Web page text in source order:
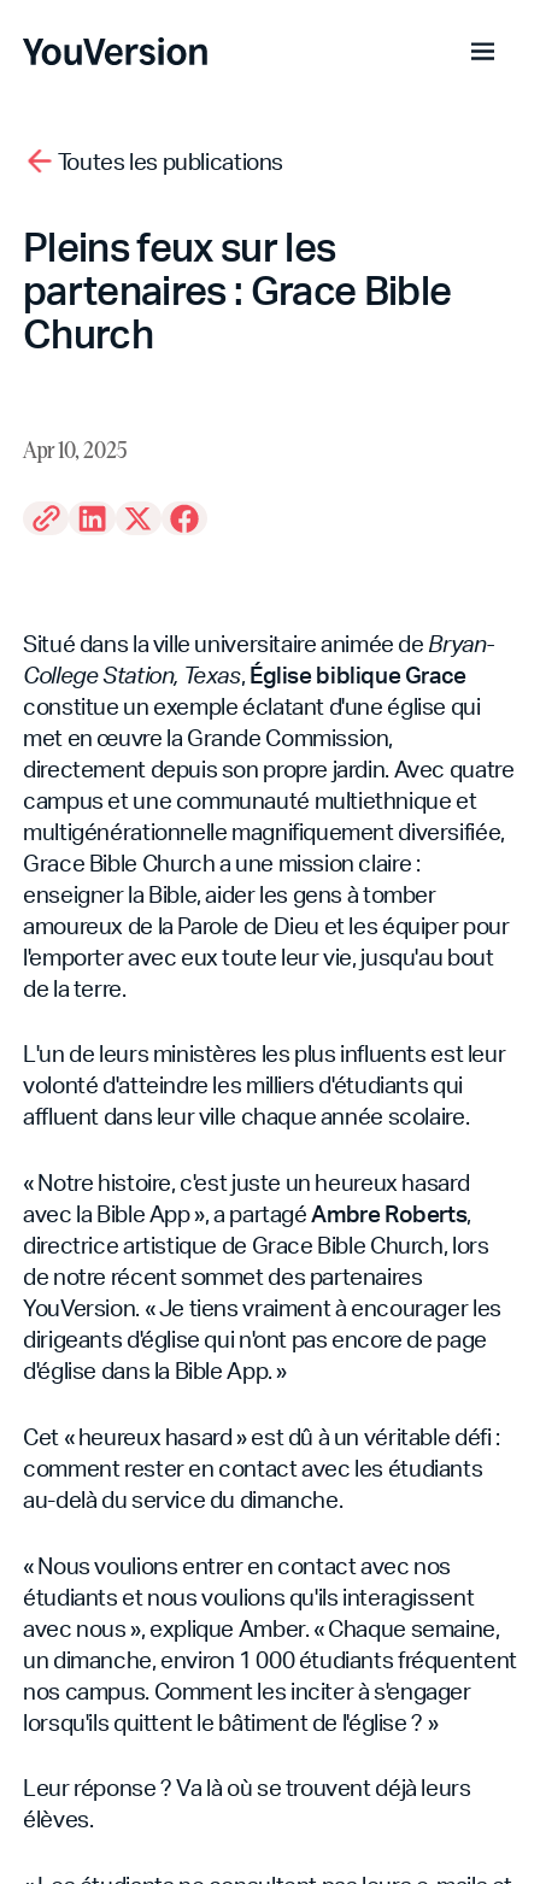
Toutes les publications
Pleins feux sur les
partenaires : Grace Bible
Church
Apr 10, 2025
Situé dans la ville universitaire animée de Bryan-
College Station, Texas, Église biblique Grace
constitue un exemple éclatant d'une église qui
met en œuvre la Grande Commission,
directement depuis son propre jardin. Avec quatre
campus et une communauté multiethnique et
multigénérationnelle magnifiquement diversifiée,
Grace Bible Church a une mission claire :
enseigner la Bible, aider les gens à tomber
amoureux de la Parole de Dieu et les équiper pour
l'emporter avec eux toute leur vie, jusqu'au bout
de la terre.
L'un de leurs ministères les plus influents est leur
volonté d'atteindre les milliers d'étudiants qui
affluent dans leur ville chaque année scolaire.
« Notre histoire, c'est juste un heureux hasard
avec la Bible App », a partagéAmbre Roberts,
directrice artistique de Grace Bible Church, lors
de notre récent sommet des partenaires
YouVersion. « Je tiens vraiment à encourager les
dirigeants d'église qui n'ont pas encore de page
d'église dans la Bible App. »
Cet « heureux hasard » est dû à un véritable défi :
comment rester en contact avec les étudiants
au-delà du service du dimanche.
« Nous voulions entrer en contact avec nos
étudiants et nous voulions qu'ils interagissent
avec nous », explique Amber. « Chaque semaine,
un dimanche, environ 1 000 étudiants fréquentent
nos campus. Comment les inciter à s'engager
lorsqu'ils quittent le bâtiment de l'église ? »
Leur réponse ? Va là où se trouvent déjà leurs
élèves.